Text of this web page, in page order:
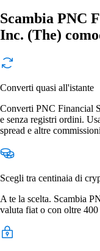
Scambia PNC
Inc. (The)
Converti quasi all'istante
Converti PNC Financial
e senza registri ordini.
spread e altre
Scegli tra centinaia di
A te la scelta. Scambia
valuta fiat o con oltre